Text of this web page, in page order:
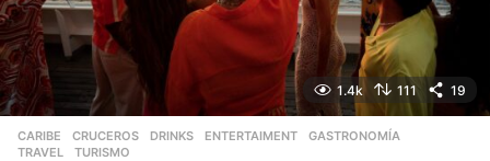
1.4k 111 19
CARIBE ,CRUCEROS ,DRINKS ,ENTERTAIMENT ,GASTRONOMÍA
TRAVEL
,TURISMO